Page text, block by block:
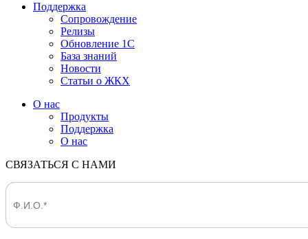
Поддержка
Сопровождение
Релизы
Обновление 1С
База знаний
Новости
Статьи о ЖКХ
О нас
Продукты
Поддержка
О нас
СВЯЗАТЬСЯ С НАМИ